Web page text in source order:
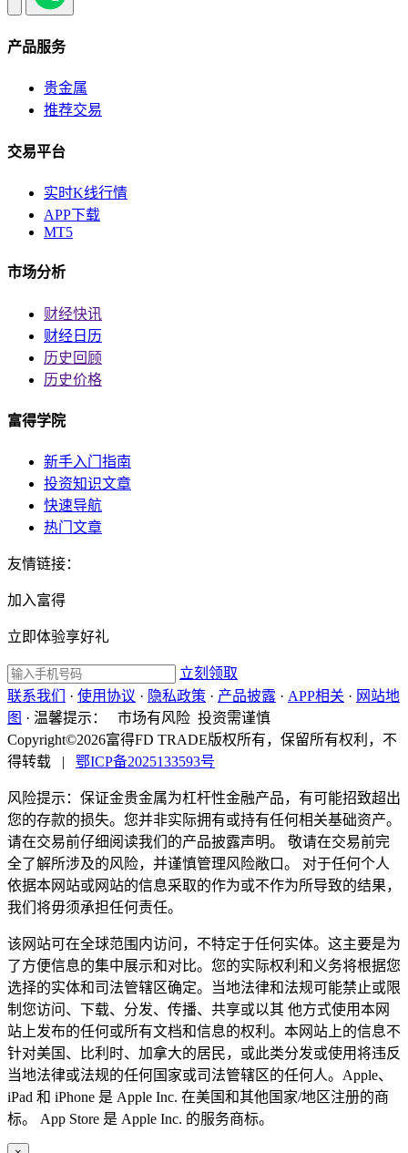
产品服务
贵金属
推荐交易
交易平台
实时K线行情
APP下载
MT5
市场分析
财经快讯
财经日历
历史回顾
历史价格
富得学院
新手入门指南
投资知识文章
快速导航
热门文章
友情链接：
加入富得
立即体验享好礼
立刻领取
联系我们
· 使用协议 · 隐私政策 · 产品披露 · APP相关 · 网站地
图 · 温馨提示：
市场有风险 投资需谨慎
Copyright©2026富得FD TRADE版权所有，保留所有权利，不
得转载
| 鄂ICP备2025133593号
风险提示：保证金贵金属为杠杆性金融产品，有可能招致超出
您的存款的损失。您并非实际拥有或持有任何相关基础资产。
请在交易前仔细阅读我们的产品披露声明。 敬请在交易前完
全了解所涉及的风险，并谨慎管理风险敞口。 对于任何个人
依据本网站或网站的信息采取的作为或不作为所导致的结果，
我们将毋须承担任何责任。
该网站可在全球范围内访问，不特定于任何实体。这主要是为
了方便信息的集中展示和对比。您的实际权利和义务将根据您
选择的实体和司法管辖区确定。当地法律和法规可能禁止或限
制您访问、下载、分发、传播、共享或以其 他方式使用本网
站上发布的任何或所有文档和信息的权利。本网站上的信息不
针对美国、比利时、加拿大的居民，或此类分发或使用将违反
当地法律或法规的任何国家或司法管辖区的任何人。Apple、
iPad 和 iPhone 是 Apple Inc. 在美国和其他国家/地区注册的商
标。 App Store 是 Apple Inc. 的服务商标。